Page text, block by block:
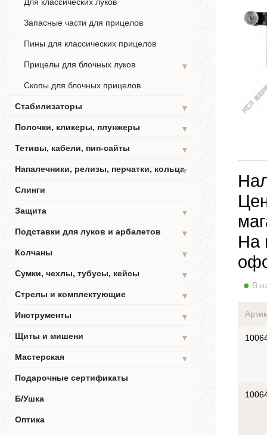
Запасные части для прицелов
Пины для классических прицелов
Прицелы для блочных луков
▼
Скопы для блочных прицелов
Стабилизаторы
▼
Полочки, кликеры, плунжеры
▼
Тетивы, кабели, пип-сайты
▼
Напалечники, релизы, перчатки, кольца▼
Слинги
Защита
▼
Подставки для луков и арбалетов
▼
Колчаны
▼
Сумки, чехлы, тубусы, кейсы
▼
Стрелы и комплектующие
▼
Инструменты
▼
Щиты и мишени
▼
Мастерская
▼
Подарочные сертификаты
Б/Ушка
Оптика
На
В